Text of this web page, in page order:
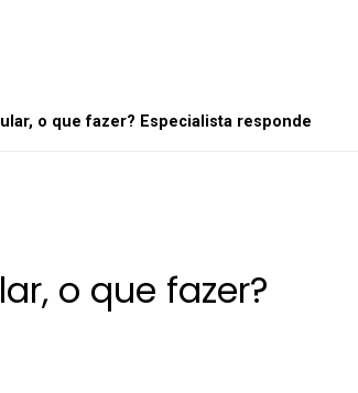
o que fazer? Especialista responde
o que fazer?